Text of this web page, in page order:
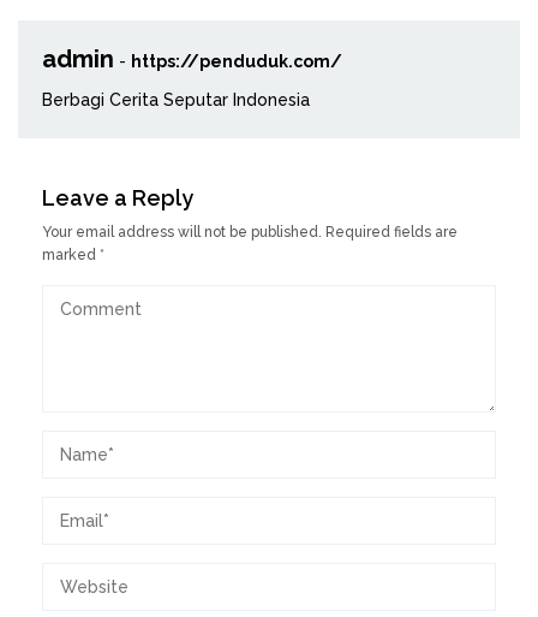
admin - https://penduduk.com/
Berbagi Cerita Seputar Indonesia
Leave a Reply
Your email address will not be published. Required fields are
marked *